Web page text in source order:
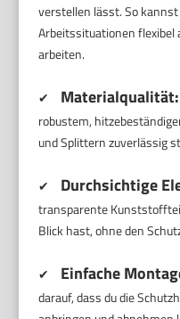
verstellen lässt. So
Arbeitssituationen flexibel
arbeiten.
✔ Materialqualität:
robustem,
und Splittern zuverlässig
✔ Durchsichtige
transparente
Blick hast, ohne den
✔ Einfache
darauf, dass du die